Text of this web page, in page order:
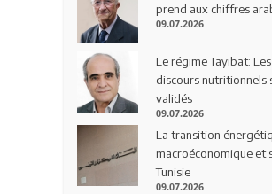
prend aux chiffres
09.07.2026
Le régime Tayibat:
discours nutritionnels
validés
09.07.2026
La transition
macroéconomique et
Tunisie
09.07.2026